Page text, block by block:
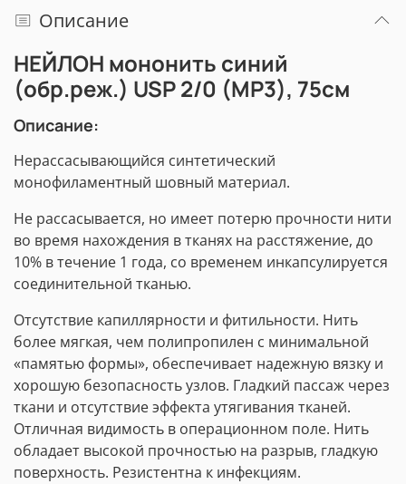
Описание
НЕЙЛОН мононить синий
(обр.реж.) USP 2/0 (МР3), 75см
Описание:
Нерассасывающийся синтетический
монофиламентный шовный материал.
Не рассасывается, но имеет потерю прочности нити
во время нахождения в тканях на расстяжение, до
10% в течение 1 года, со временем инкапсулируется
соединительной тканью.
Отсутствие капиллярности и фитильности. Нить
более мягкая, чем полипропилен с минимальной
«памятью формы», обеспечивает надежную вязку и
хорошую безопасность узлов. Гладкий пассаж через
ткани и отсутствие эффекта утягивания тканей.
Отличная видимость в операционном поле. Нить
обладает высокой прочностью на разрыв, гладкую
поверхность. Резистентна к инфекциям.